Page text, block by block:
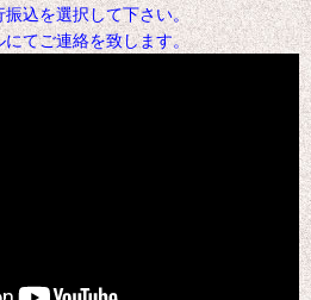
込を選択して下さい。
てご連絡を致します。